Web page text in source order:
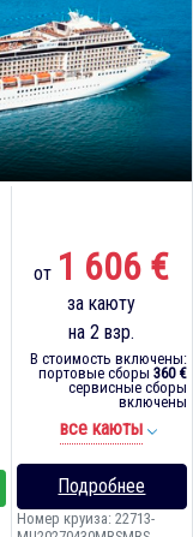
от 1 606 €
за каюту
на 2 взр.
В стоимость включены:
портовые сборы 360 €
сервисные сборы
включены
все каюты
Подробнее
Номер круиза: 22713-